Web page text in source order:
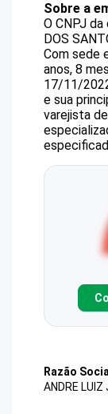
Sobre a
O CNPJ
DOS
Com sede
anos, 8
17/11/
e sua
varejista
Razão Social
ANDRE LUIZ